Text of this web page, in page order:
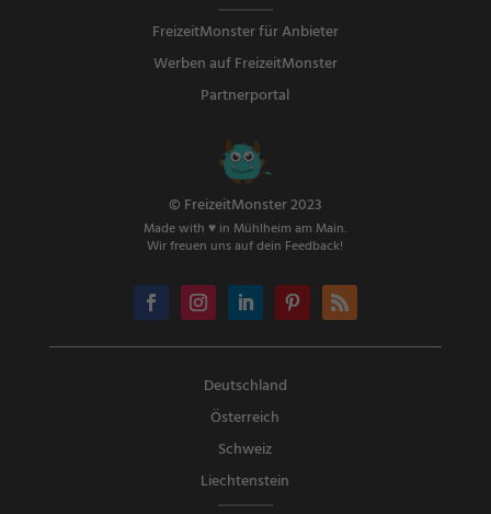
FreizeitMonster für Anbieter
Werben auf FreizeitMonster
Partnerportal
© FreizeitMonster 2023
Made with ♥ in Mühlheim am Main.
Wir freuen uns auf dein Feedback!
Deutschland
Österreich
Schweiz
Liechtenstein